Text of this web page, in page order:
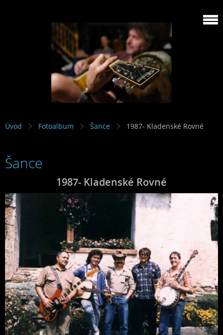
Úvod Fotoalbum Šance 1987- Kladenské Rovné
Šance
1987- Kladenské Rovné